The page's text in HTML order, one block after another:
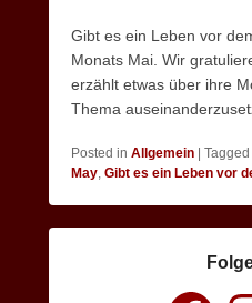
Gibt es ein Leben vor
Monats Mai. Wir
erzählt etwas über ihre
Thema
Posted in Allgemein Tagged
May, Gibt es ein Leben vor
Facebook